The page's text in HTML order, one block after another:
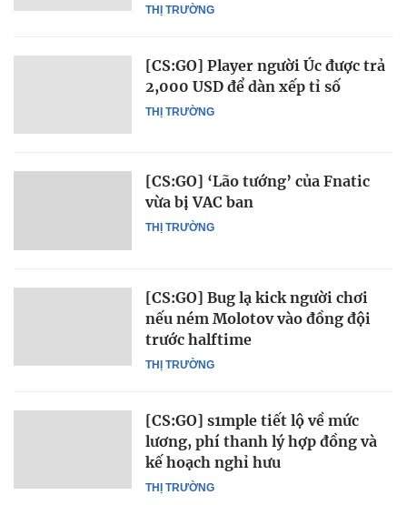
THỊ TRƯỜNG
THỊ TRƯỜNG
[CS:GO] Player người Úc được trả
2,000 USD để dàn xếp tỉ số
THỊ TRƯỜNG
[CS:GO] ‘Lão tướng’ của Fnatic
vừa bị VAC ban
THỊ TRƯỜNG
[CS:GO] Bug lạ kick người chơi
nếu ném Molotov vào đồng đội
trước halftime
THỊ TRƯỜNG
[CS:GO] s1mple tiết lộ về mức
lương, phí thanh lý hợp đồng và
kế hoạch nghỉ hưu